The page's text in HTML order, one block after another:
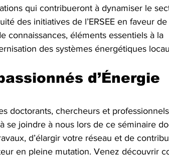
qui contribueront à dynamiser le
des initiatives de l’ERSEE en faveur
connaissances, éléments essentiels à la
des systèmes énergétiques
d’Énergie
doctorants, chercheurs et
se joindre à nous lors de ce séminaire
d’élargir votre réseau et de
en pleine mutation. Venez découvrir